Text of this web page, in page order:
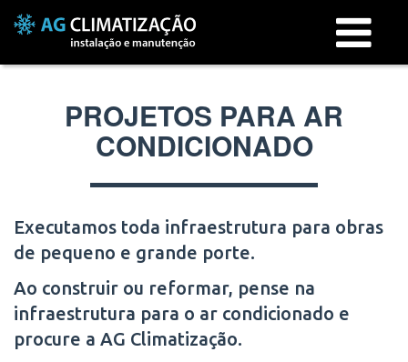
Menu
PROJETOS PARA AR
CONDICIONADO
Executamos toda infraestrutura para obras
de pequeno e grande porte.
Ao construir ou reformar, pense na
infraestrutura para o ar condicionado e
procure a AG Climatização.